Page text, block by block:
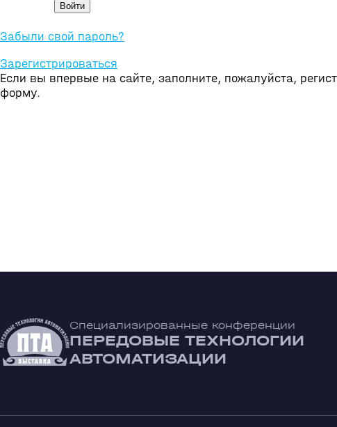
Забыли свой пароль?
Зарегистрироваться
Если вы впервые на сайте, заполните, пожалуйста,
форму.
Специализированные конференции
ПЕРЕДОВЫЕ ТЕХНОЛОГИИ
АВТОМАТИЗАЦИИ